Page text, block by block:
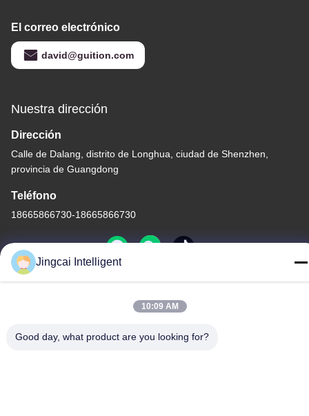
El correo electrónico
david@guition.com
Nuestra dirección
Dirección
Calle de Dalang, distrito de Longhua, ciudad de Shenzhen,
provincia de Guangdong
Teléfono
18665866730-18665866730
Proveedor. Derecho de autor -2026 Shenzhen Jingcai Intelligent
Jingcai Intelligent
10:09 AM
Good day, what product are you looking for?